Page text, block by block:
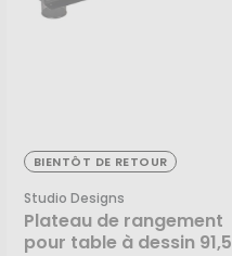
BIENTÔT DE RETOUR
Studio Designs
Plateau de rangement
pour table à dessin 91,5
99,00 €